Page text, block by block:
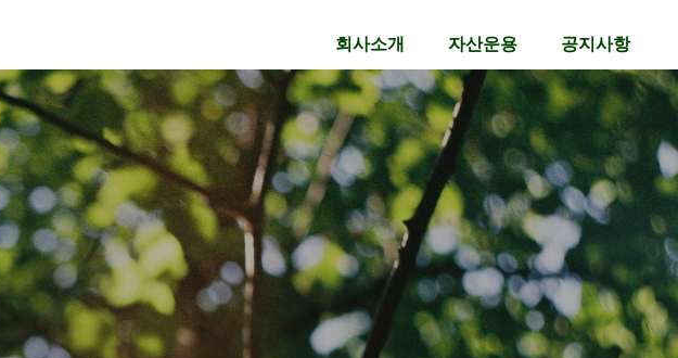
회사소개 자산운용 공지사항